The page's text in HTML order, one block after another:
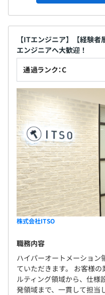
【ITエンジニア】【経験
エンジニアへ大歓迎！
通過ランク：C
株式会社ITSO
職務内容
ハイパーオートメーション
ていただきます。 お客様
ルティング領域から、仕様
発領域まで、一貫して担当